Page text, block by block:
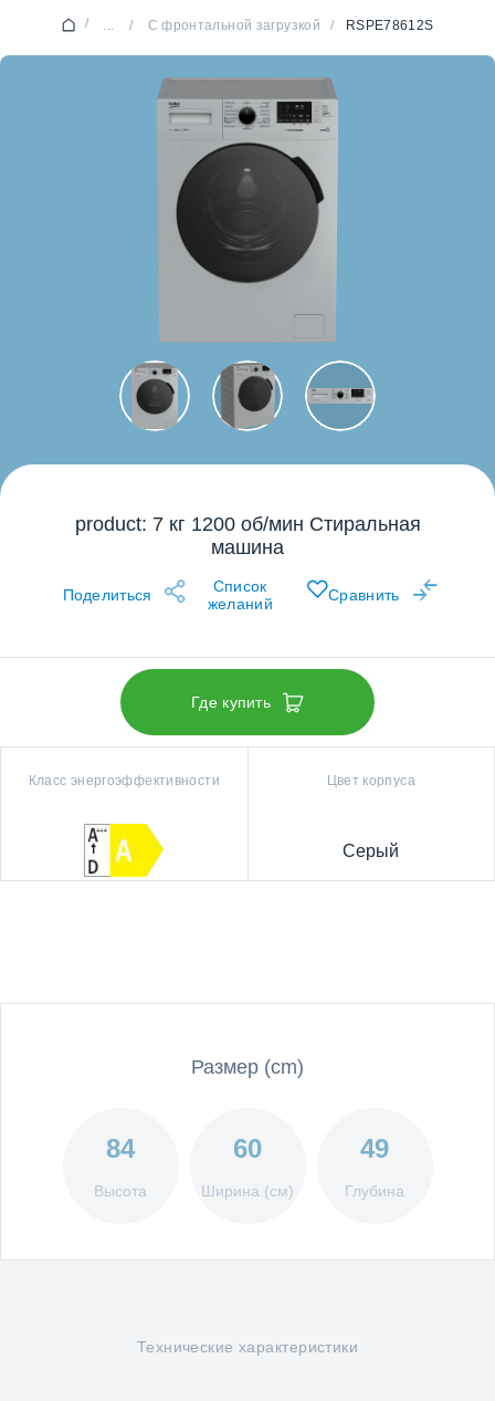
/ ... / С фронтальной загрузкой / RSPE78612S
product: 7 кг 1200 об/мин Стиральная
машина
Поделиться
Список
желаний
Сравнить
Где купить
Класс энергоэффективности Цвет корпуса
Серый
Размер (cm)
84
Высота
60
Ширина (см)
49
Глубина
Технические характеристики